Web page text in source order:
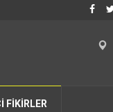
FİKİRLER